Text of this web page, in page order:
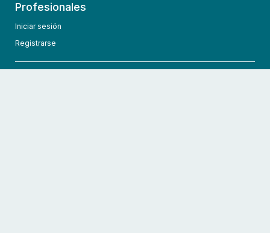
Profesionales
Iniciar sesión
Registrarse